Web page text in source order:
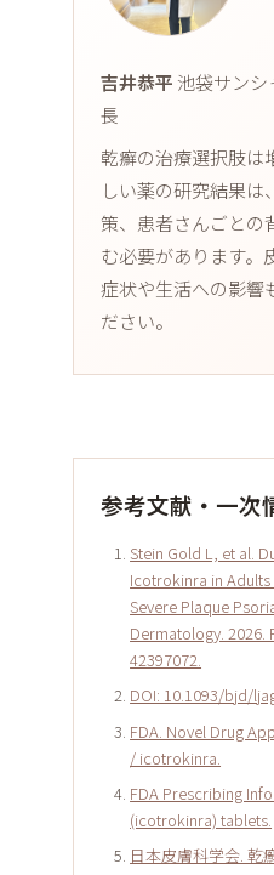
吉井恭平 池袋サン
長
乾癬の治療選択肢は
しい薬の研究結果
策、患者さんごとの
む必要があります。
症状や生活への影響
ださい。
参考文献・一次
Stein Gold L, et al.
Icotrokinra in
Severe Plaque
Dermatology. 2026.
42397072.
DOI: 10.1093/bjd/
FDA. Novel Drug
/ icotrokinra.
FDA Prescribing
(icotrokinra) tablets.
日本皮膚科学会. 乾